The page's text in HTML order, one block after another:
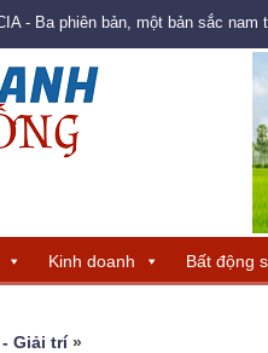
- Ba phiên bản, một bản sắc
Kinh doanh Bất động
Giải trí»